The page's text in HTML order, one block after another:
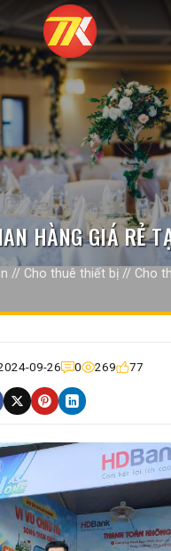
HÀNG GIÁ RẺ
// Cho thuê thiết bị // Cho
09-26 0 269 77